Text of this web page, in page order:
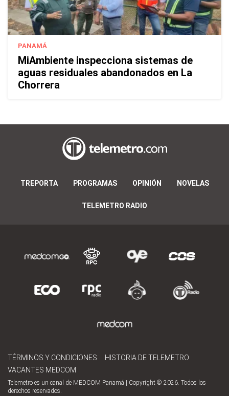
PANAMÁ
MiAmbiente inspecciona sistemas de
aguas residuales abandonados en La
Chorrera
TREPORTA PROGRAMAS OPINIÓN NOVELAS
TELEMETRO RADIO
TÉRMINOS Y CONDICIONES
HISTORIA DE TELEMETRO
VACANTES MEDCOM
Telemetro es un canal de MEDCOM Panamá | Copyright © 2026. Todos los
derechos reservados.